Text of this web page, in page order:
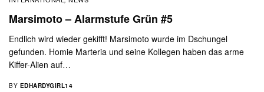
Marsimoto – Alarmstufe Grün #5
Endlich wird wieder gekifft! Marsimoto wurde im Dschungel
gefunden. Homie Marteria und seine Kollegen haben das arme
Kiffer-Alien auf…
BY EDHARDYGIRL14